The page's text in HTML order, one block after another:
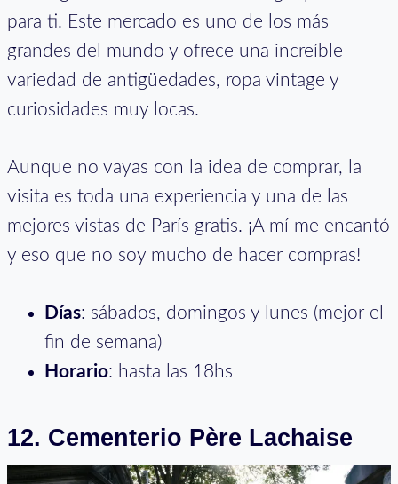
para ti. Este mercado es uno de los más
grandes del mundo y ofrece una increíble
variedad de antigüedades, ropa vintage y
curiosidades muy locas.
Aunque no vayas con la idea de comprar, la
visita es toda una experiencia y una de las
mejores vistas de París gratis. ¡A mí me encantó
y eso que no soy mucho de hacer compras!
Días: sábados, domingos y lunes (mejor el
fin de semana)
Horario: hasta las 18hs
12. Cementerio Père Lachaise